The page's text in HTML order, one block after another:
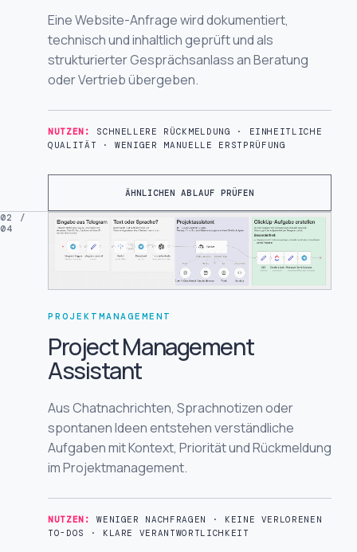
Eine Website-Anfrage wird dokumentiert,
technisch und inhaltlich geprüft und als
strukturierter Gesprächsanlass an Beratung
oder Vertrieb übergeben.
NUTZEN:
SCHNELLERE RÜCKMELDUNG · EINHEITLICHE
QUALITÄT · WENIGER MANUELLE ERSTPRÜFUNG
ÄHNLICHEN ABLAUF PRÜFEN
02 /
04
PROJEKTMANAGEMENT
Project Management
Assistant
Aus Chatnachrichten, Sprachnotizen oder
spontanen Ideen entstehen verständliche
Aufgaben mit Kontext, Priorität und Rückmeldung
im Projektmanagement.
NUTZEN:
WENIGER NACHFRAGEN · KEINE VERLORENEN
TO-DOS · KLARE VERANTWORTLICHKEIT